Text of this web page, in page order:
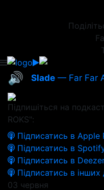
🔊 Slade — Far Far
Підпишіться на
ROKS":
Підписатись в Apple
Підписатись в
Підписатись в
Підписатись в інших
03 червня